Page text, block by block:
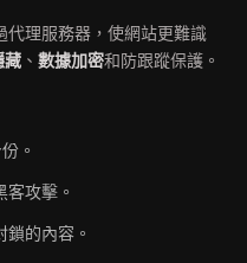
代理服務器，使網站更難識
藏 、數據加密和防跟蹤保護。
。
客攻擊。
鎖的內容。